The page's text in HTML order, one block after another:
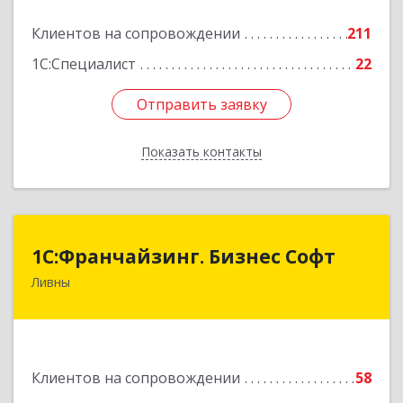
Клиентов на сопровождении
211
1С:Специалист
22
Отправить заявку
Показать контакты
Отправить заявку
Назад
1C:Франчайзинг. Бизнес Софт
Ливны
Клиентов на сопровождении 58
1C:Франчайзинг. Бизнес Софт
303851, Орловская обл, Ливны г, Гайдара ул,